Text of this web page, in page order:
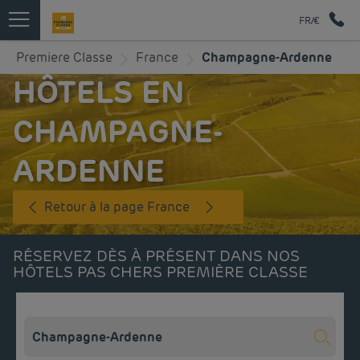
FR/€
Premiere Classe France Champagne-Ardenne
HÔTELS EN
CHAMPAGNE-
ARDENNE
Retour à la page France
RÉSERVEZ DÈS À PRÉSENT DANS NOS
HÔTELS PAS CHERS PREMIÈRE CLASSE